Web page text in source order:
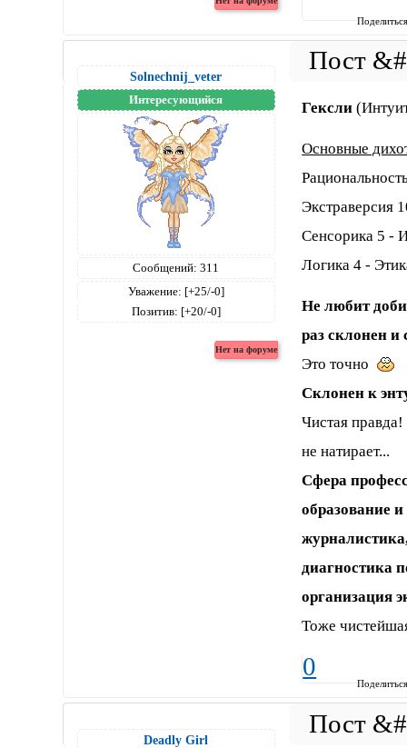
Solnechnij_veter
Интересующийся
Сообщений: 311
Уважение: [+25/-0]
Позитив: [+20/-0]
Гексли
Основные
Экстраверсия
Сенсорика 5 -
Логика 4 -
Не любит
раз склонен и
Это точно
Склонен к
Чистая
не натирает...
Сфера
образование
диагностика
организация
Тоже
0
Deadly Girl